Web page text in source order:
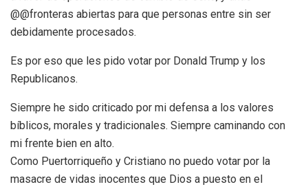
@@fronteras abiertas para que personas entre sin ser
debidamente procesados.
Es por eso que les pido votar por Donald Trump y los
Republicanos.
Siempre he sido criticado por mi defensa a los valores
bíblicos, morales y tradicionales. Siempre caminando con
mi frente bien en alto.
Como Puertorriqueño y Cristiano no puedo votar por la
masacre de vidas inocentes que Dios a puesto en el